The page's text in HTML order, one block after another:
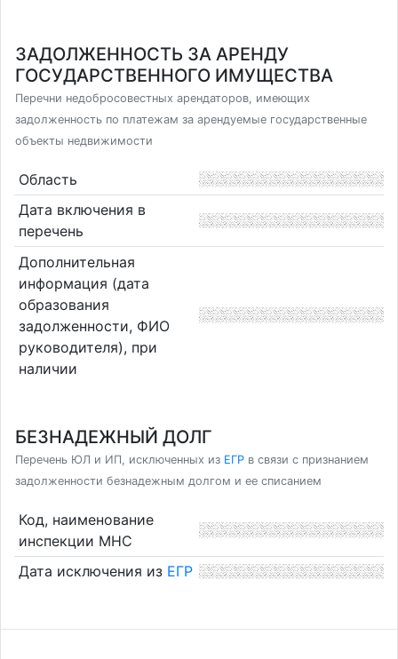
ЗАДОЛЖЕННОСТЬ ЗА АРЕНДУ
ГОСУДАРСТВЕННОГО ИМУЩЕСТВА
Перечни недобросовестных арендаторов, имеющих
задолженность по платежам за арендуемые государственные
объекты недвижимости
Область
Дата включения в
перечень
Дополнительная
информация (дата
образования
задолженности, ФИО
руководителя), при
наличии
БЕЗНАДЕЖНЫЙ ДОЛГ
Перечень ЮЛ и ИП, исключенных из ЕГР в связи с признанием
задолженности безнадежным долгом и ее списанием
Код, наименование
инспекции МНС
Дата исключения из ЕГР